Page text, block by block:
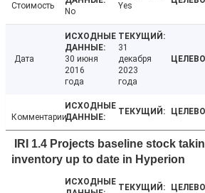
Стоимость
No
Yes
Дата
30 июня
2016
года
31
декабря
2023
года
Комментарии
IRI 1.4 Projects baseline stock
inventory up to date in Hyperion